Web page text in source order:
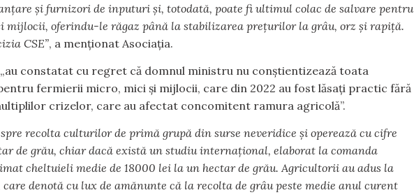
și furnizori de inputuri și, totodată, poate fi ultimul colac de salvare pentru
mijlocii, oferindu-le răgaz până la stabilizarea prețurilor la grâu, orz și rapiță.
CSE”, a menționat Asociația.
constatat cu regret că domnul ministru nu conștientizează toata
fermierii micro, mici și mijlocii, care din 2022 au fost lăsați practic fără
crizelor, care au afectat concomitent ramura agricolă”.
recolta culturilor de primă grupă din surse neveridice și operează cu cifre
de grău, chiar dacă există un studiu internațional, elaborat la comanda
cheltuieli medie de 18000 lei la un hectar de grău. Agricultorii au adus la
denotă cu lux de amănunte că la recolta de grâu peste medie anul curent